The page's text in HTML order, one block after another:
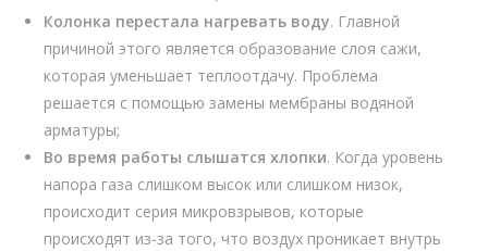
Колонка перестала нагревать воду. Главной
причиной этого является образование слоя сажи,
которая уменьшает теплоотдачу. Проблема
решается с помощью замены мембраны водяной
арматуры;
Во время работы слышатся хлопки. Когда уровень
напора газа слишком высок или слишком низок,
происходит серия микровзрывов, которые
происходят из-за того, что воздух проникает внутрь